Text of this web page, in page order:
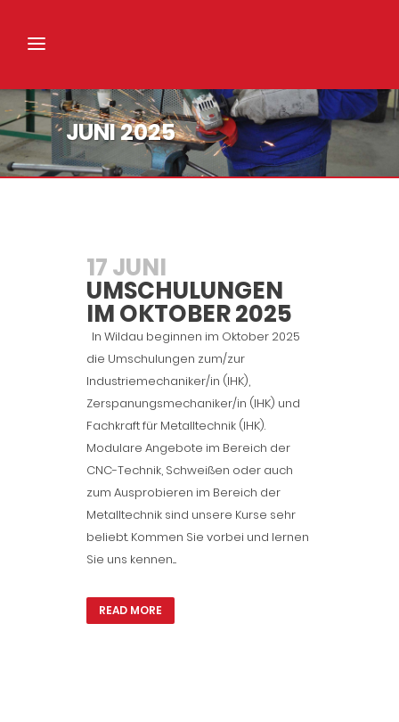
JUNI 2025
17 JUNI
UMSCHULUNGEN
IM OKTOBER 2025
In Wildau beginnen im Oktober 2025
die Umschulungen zum/zur
Industriemechaniker/in (IHK),
Zerspanungsmechaniker/in (IHK) und
Fachkraft für Metalltechnik (IHK).
Modulare Angebote im Bereich der
CNC-Technik, Schweißen oder auch
zum Ausprobieren im Bereich der
Metalltechnik sind unsere Kurse sehr
beliebt. Kommen Sie vorbei und lernen
Sie uns kennen....
READ MORE